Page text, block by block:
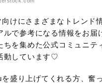
けにさまざまなトレンド
ルで参考になる情報をお届
ちを集めた公式コミュニテ
動しています♡
盛り上げてくれる方、奮